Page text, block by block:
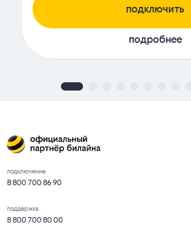
подключить
подробнее
подключение
8 800 700 86 90
поддержка
8 800 700 80 00